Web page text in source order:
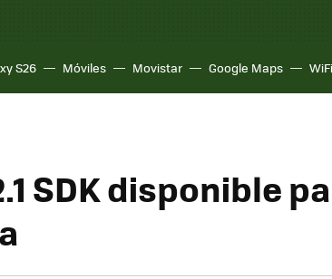
S26 Móviles Movistar Google Maps WiFi
SDK disponible